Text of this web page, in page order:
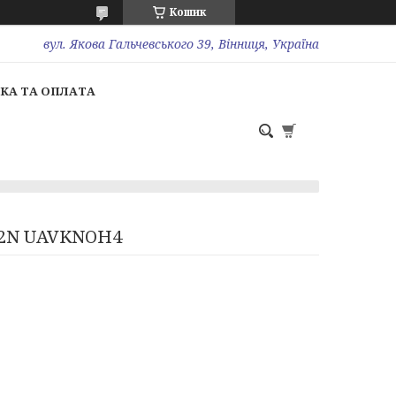
Кошик
вул. Якова Гальчевського 39, Вінниця, Україна
ТА ОПЛАТА
UAVKNOH4